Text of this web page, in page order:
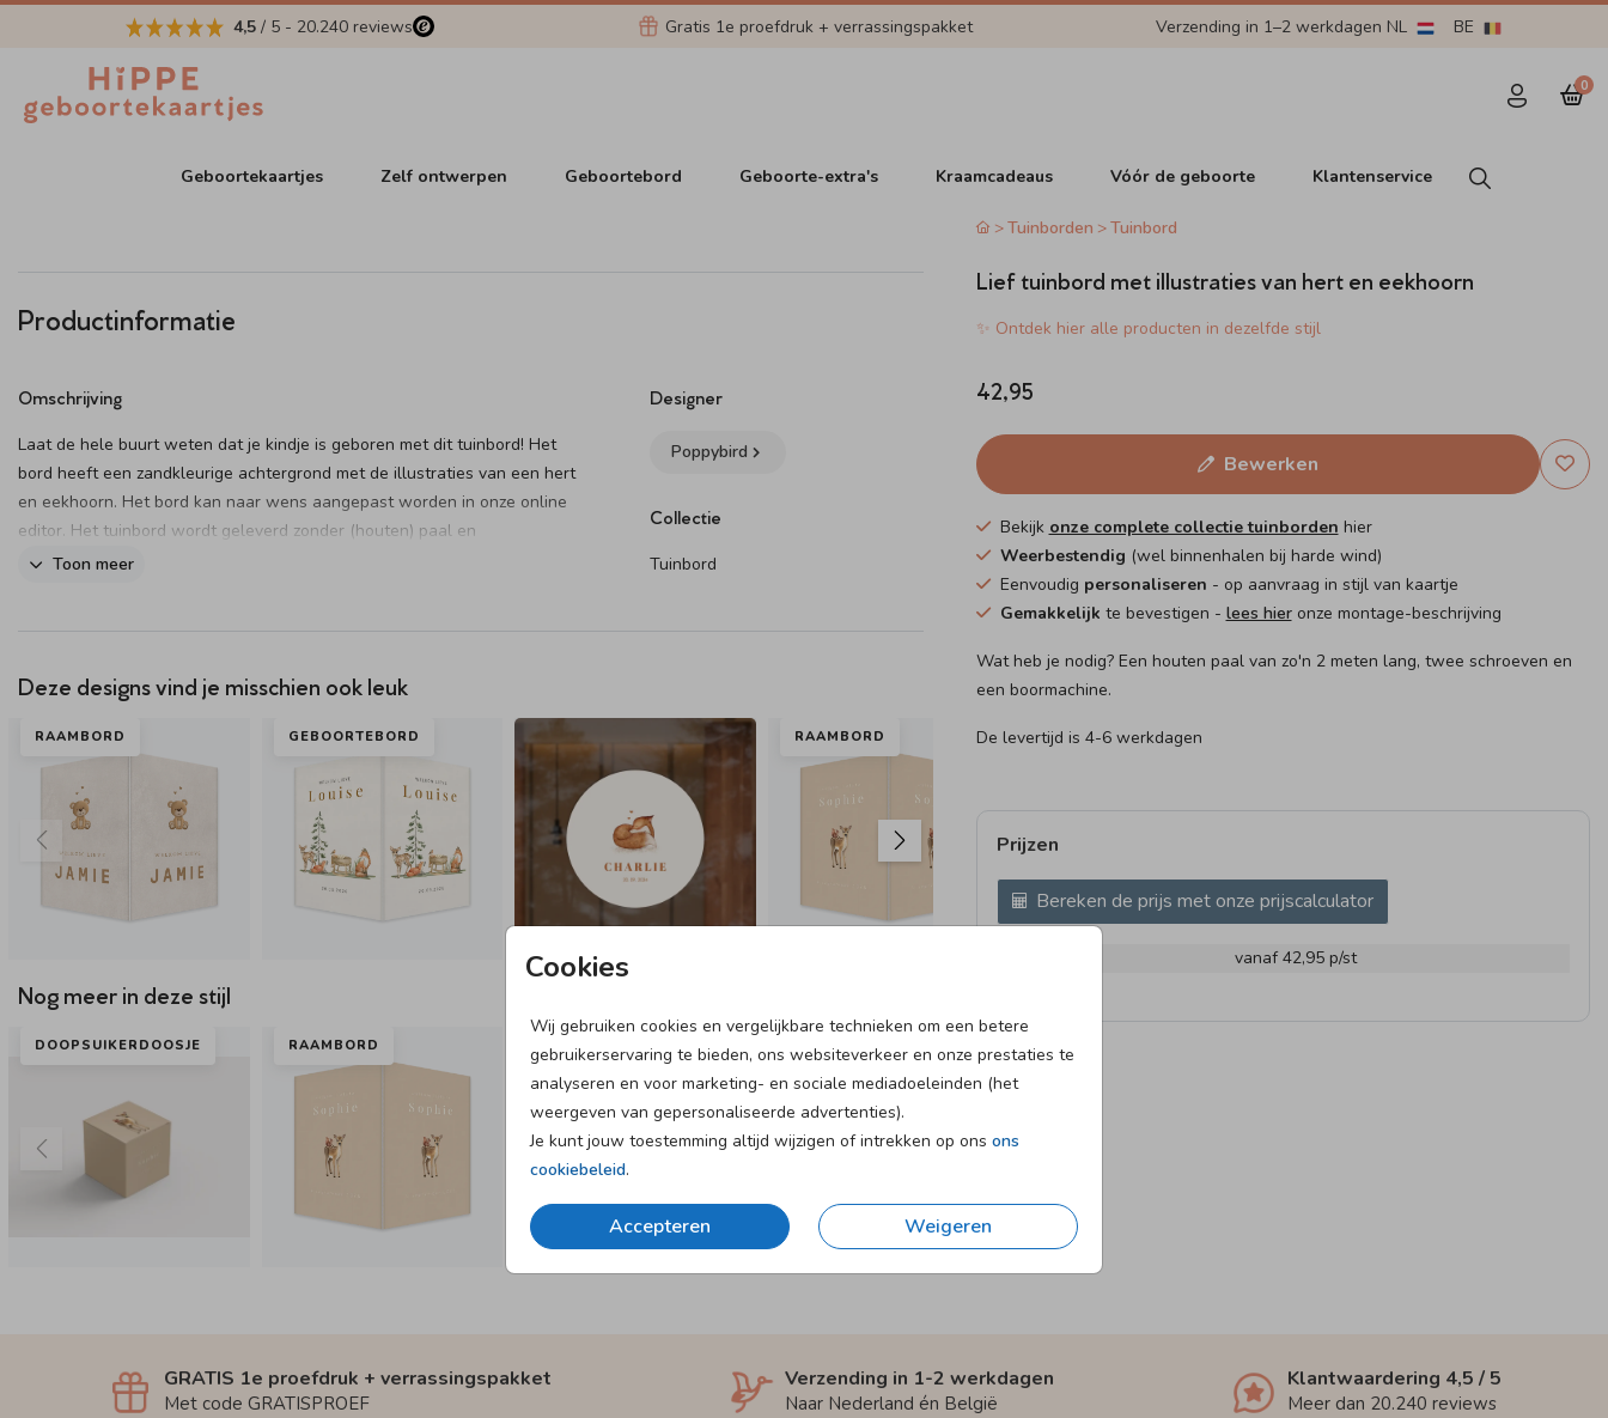
4,5 / 5 - 20.240 reviews Gratis 1e proefdruk + verrassingspakket Verzending in 1–2 werkdagen NL BE
0
Geboortekaartjes Zelf ontwerpen Geboortebord Geboorte-extra's Kraamcadeaus Vóór de geboorte Klantenservice
Cookies
Wij gebruiken cookies en vergelijkbare technieken om een betere
gebruikerservaring te bieden, ons websiteverkeer en onze prestaties te
analyseren en voor marketing- en sociale mediadoeleinden (het
weergeven van gepersonaliseerde advertenties).
Je kunt jouw toestemming altijd wijzigen of intrekken op ons ons
cookiebeleid.
Accepteren Weigeren
Productinformatie
Omschrijving
Laat de hele buurt weten dat je kindje is geboren met dit tuinbord! Het
bord heeft een zandkleurige achtergrond met de illustraties van een hert
en eekhoorn. Het bord kan naar wens aangepast worden in onze online
editor. Het tuinbord wordt geleverd zonder (houten) paal en
bevestigingsmateriaal. Deze kun je zelf vinden bij de bouwmarkt. Je
Toon meer
Designer
Poppybird
Collectie
Tuinbord
Deze designs vind je misschien ook leuk
RAAMBORD GEBOORTEBORD RAAMBORD VLAG
Nog meer in deze stijl
DOOPSUIKERDOOSJE RAAMBORD VLAG
Tuinborden Tuinbord
Lief tuinbord met illustraties van hert en eekhoorn
✨ Ontdek hier alle producten in dezelfde stijl
42,95
Bewerken
Bekijk onze complete collectie tuinborden hier
Weerbestendig (wel binnenhalen bij harde wind)
Eenvoudig personaliseren - op aanvraag in stijl van kaartje
Gemakkelijk te bevestigen - lees hieronze montage-beschrijving
Wat heb je nodig? Een houten paal van zo'n 2 meten lang, twee schroeven en
een boormachine.
De levertijd is 4-6 werkdagen
Prijzen
Bereken de prijs met onze prijscalculator
vanaf 42,95 p/st
GRATIS 1e proefdruk + verrassingspakket
Met code GRATISPROEF
Verzending in 1-2 werkdagen
Naar Nederland én België
Klantwaardering 4,5 / 5
Meer dan 20.240 reviews